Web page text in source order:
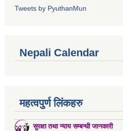
Tweets by PyuthanMun
Nepali Calendar
महत्वपुर्ण लिंकहरु
सुरक्षा तथा न्याय सम्बन्धी जानकारी